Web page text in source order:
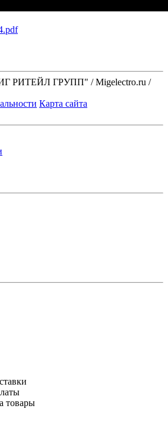
РИТЕЙЛ ГРУПП" / Migelectro.ru /
Карта сайта
товары